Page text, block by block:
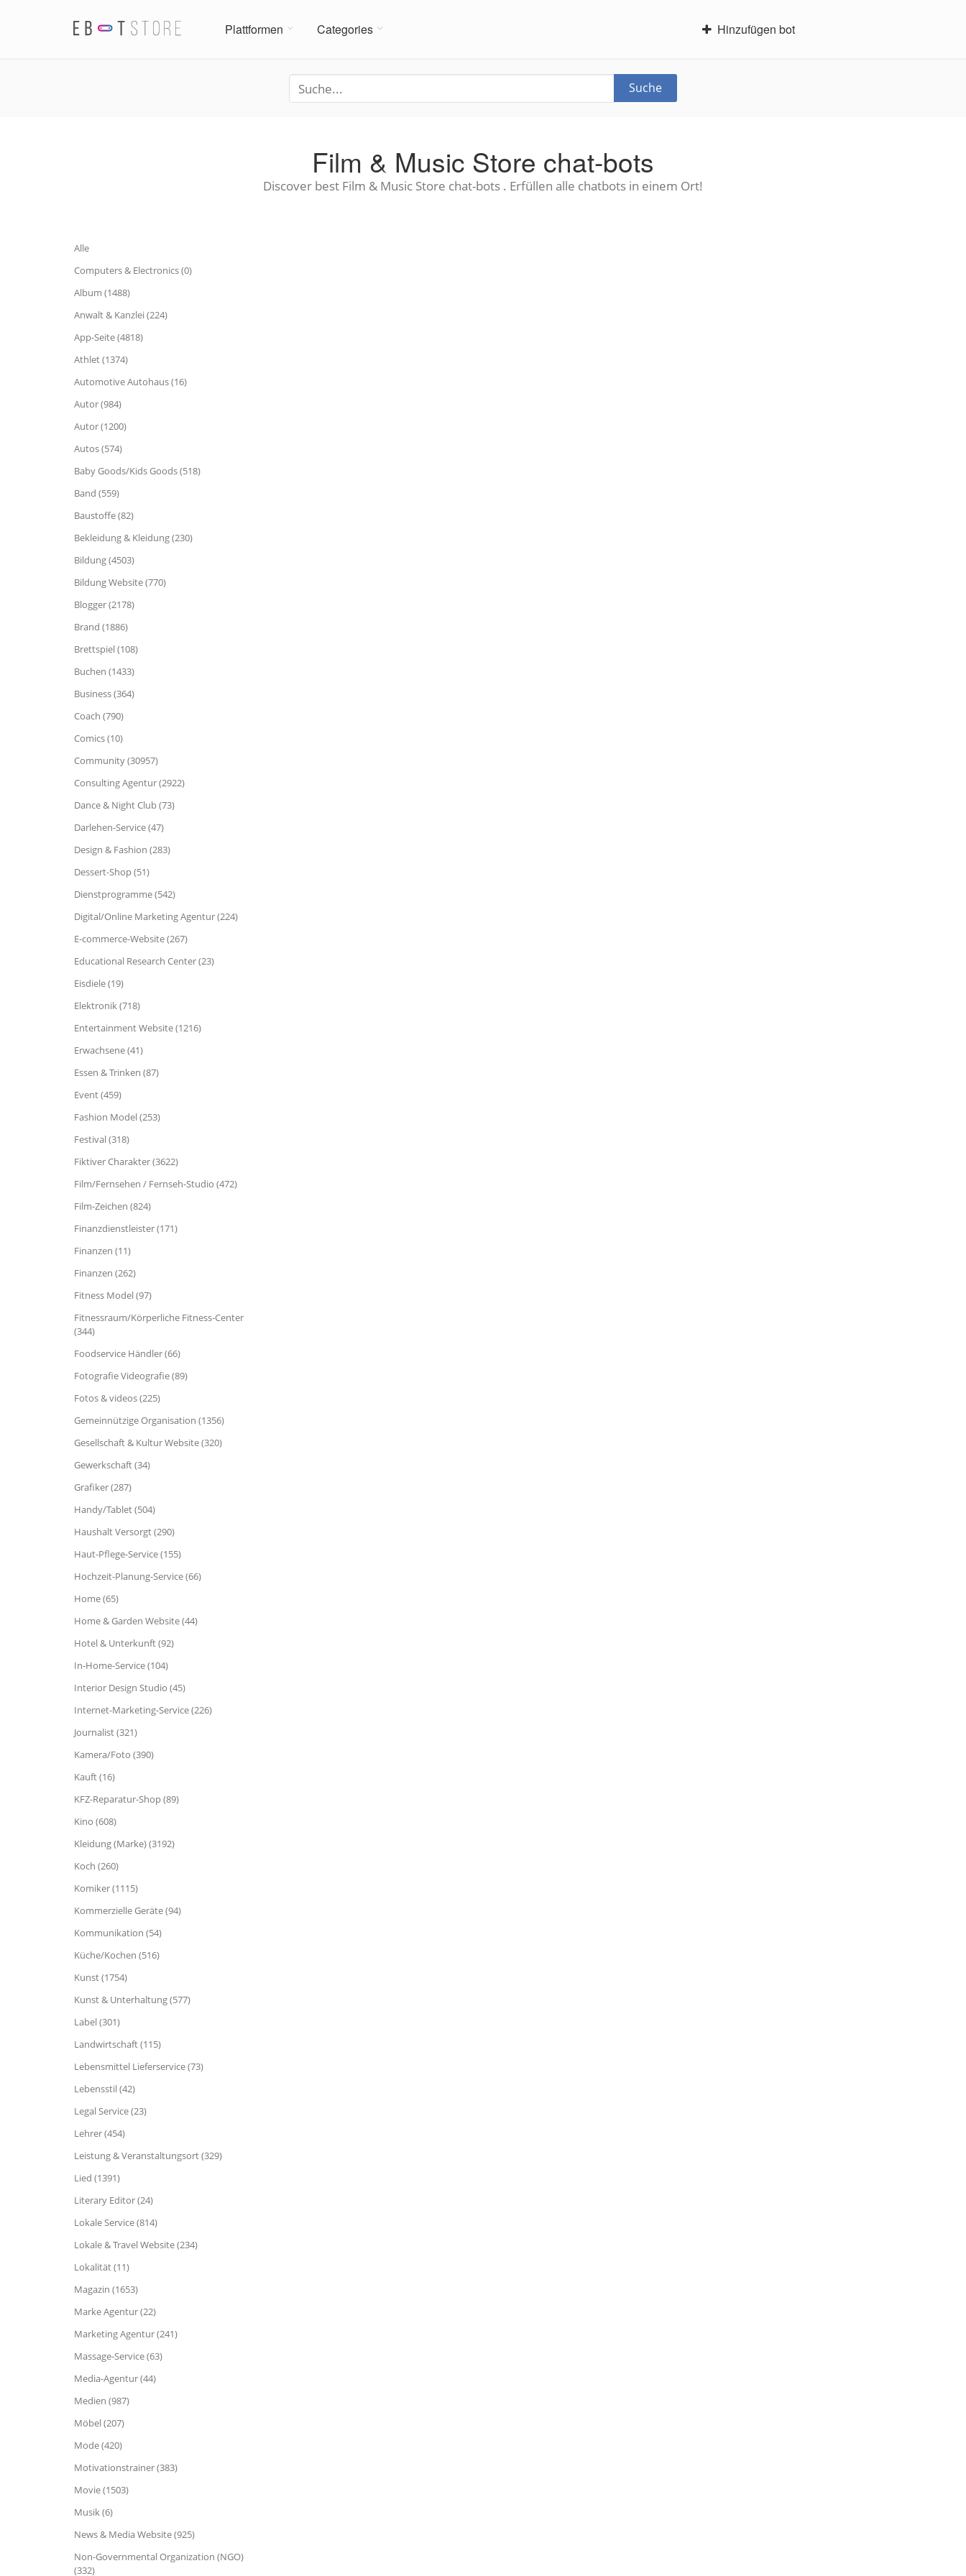
Plattformen Categories Hinzufügen bot
Suche
Film & Music Store chat-bots
Discover best Film & Music Store chat-bots . Erfüllen alle chatbots in einem Ort!
Alle
Computers & Electronics (0)
Album (1488)
Anwalt & Kanzlei (224)
App-Seite (4818)
Athlet (1374)
Automotive Autohaus (16)
Autor (984)
Autor (1200)
Autos (574)
Baby Goods/Kids Goods (518)
Band (559)
Baustoffe (82)
Bekleidung & Kleidung (230)
Bildung (4503)
Bildung Website (770)
Blogger (2178)
Brand (1886)
Brettspiel (108)
Buchen (1433)
Business (364)
Coach (790)
Comics (10)
Community (30957)
Consulting Agentur (2922)
Dance & Night Club (73)
Darlehen-Service (47)
Design & Fashion (283)
Dessert-Shop (51)
Dienstprogramme (542)
Digital/Online Marketing Agentur (224)
E-commerce-Website (267)
Educational Research Center (23)
Eisdiele (19)
Elektronik (718)
Entertainment Website (1216)
Erwachsene (41)
Essen & Trinken (87)
Event (459)
Fashion Model (253)
Festival (318)
Fiktiver Charakter (3622)
Film/Fernsehen / Fernseh-Studio (472)
Film-Zeichen (824)
Finanzdienstleister (171)
Finanzen (11)
Finanzen (262)
Fitness Model (97)
Fitnessraum/Körperliche Fitness-Center
(344)
Foodservice Händler (66)
Fotografie Videografie (89)
Fotos & videos (225)
Gemeinnützige Organisation (1356)
Gesellschaft & Kultur Website (320)
Gewerkschaft (34)
Grafiker (287)
Handy/Tablet (504)
Haushalt Versorgt (290)
Haut-Pflege-Service (155)
Hochzeit-Planung-Service (66)
Home (65)
Home & Garden Website (44)
Hotel & Unterkunft (92)
In-Home-Service (104)
Interior Design Studio (45)
Internet-Marketing-Service (226)
Journalist (321)
Kamera/Foto (390)
Kauft (16)
KFZ-Reparatur-Shop (89)
Kino (608)
Kleidung (Marke) (3192)
Koch (260)
Komiker (1115)
Kommerzielle Geräte (94)
Kommunikation (54)
Küche/Kochen (516)
Kunst (1754)
Kunst & Unterhaltung (577)
Label (301)
Landwirtschaft (115)
Lebensmittel Lieferservice (73)
Lebensstil (42)
Legal Service (23)
Lehrer (454)
Leistung & Veranstaltungsort (329)
Lied (1391)
Literary Editor (24)
Lokale Service (814)
Lokale & Travel Website (234)
Lokalität (11)
Magazin (1653)
Marke Agentur (22)
Marketing Agentur (241)
Massage-Service (63)
Media-Agentur (44)
Medien (987)
Möbel (207)
Mode (420)
Motivationstrainer (383)
Movie (1503)
Musik (6)
News & Media Website (925)
Non-Governmental Organization (NGO)
(332)